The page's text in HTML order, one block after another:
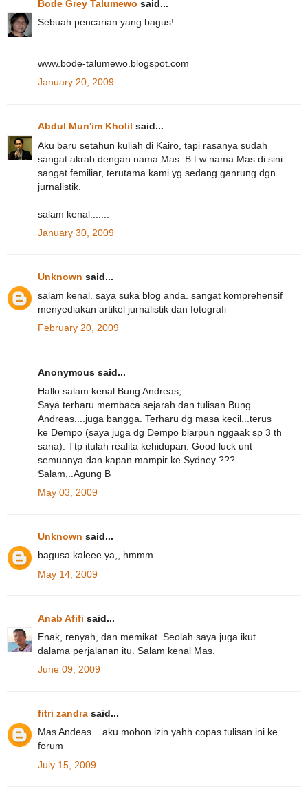
Bode Grey Talumewo said...
Sebuah pencarian yang bagus!
www.bode-talumewo.blogspot.com
January 20, 2009
Abdul Mun'im Kholil said...
Aku baru setahun kuliah di Kairo, tapi rasanya sudah
sangat akrab dengan nama Mas. B t w nama Mas di sini
sangat femiliar, terutama kami yg sedang ganrung dgn
jurnalistik.
salam kenal.......
January 30, 2009
Unknown said...
salam kenal. saya suka blog anda. sangat komprehensif
menyediakan artikel jurnalistik dan fotografi
February 20, 2009
Anonymous said...
Hallo salam kenal Bung Andreas,
Saya terharu membaca sejarah dan tulisan Bung
Andreas....juga bangga. Terharu dg masa kecil...terus
ke Dempo (saya juga dg Dempo biarpun nggaak sp 3 th
sana). Ttp itulah realita kehidupan. Good luck unt
semuanya dan kapan mampir ke Sydney ???
Salam,..Agung B
May 03, 2009
Unknown said...
bagusa kaleee ya,, hmmm.
May 14, 2009
Anab Afifi said...
Enak, renyah, dan memikat. Seolah saya juga ikut
dalama perjalanan itu. Salam kenal Mas.
June 09, 2009
fitri zandra said...
Mas Andeas....aku mohon izin yahh copas tulisan ini ke
forum
July 15, 2009